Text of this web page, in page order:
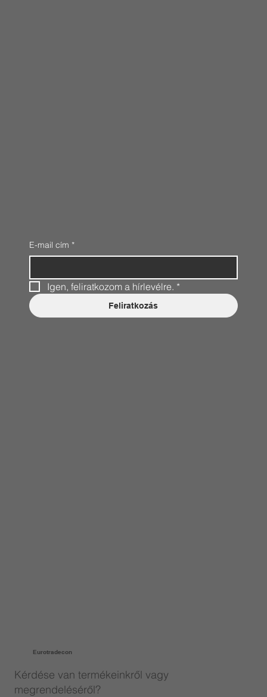
Eurotradecon
Kérdése van termékeinkről vagy
megrendeléséről?
E-mail cím *
Igen, feliratkozom a hírlevélre. *
Feliratkozás